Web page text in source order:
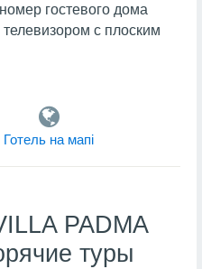
гостевого дома
с плоским
Готель на мапi
PADMA
туры